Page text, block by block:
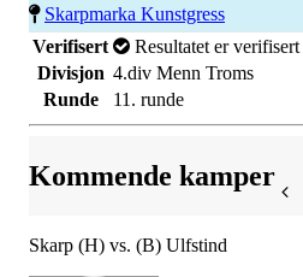
Skarpmarka Kunstgress
Verifisert
Resultatet er verifisert
Divisjon 4.div Menn Troms
Runde
11. runde
Kommende kamper
Skarp (H) vs. (B) Ulfstind